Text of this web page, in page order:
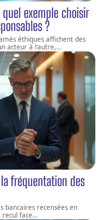
exemple choisir
?
éthiques affichent des
acteur à l'autre,…
fréquentation des
bancaires recensées en
recul face…